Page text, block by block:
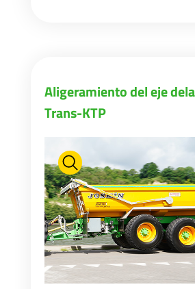
ελληνικά
한국의
日本語
中文
Aligeramiento del eje
Trans-KTP